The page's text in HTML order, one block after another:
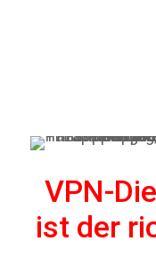
VPN-
ist der